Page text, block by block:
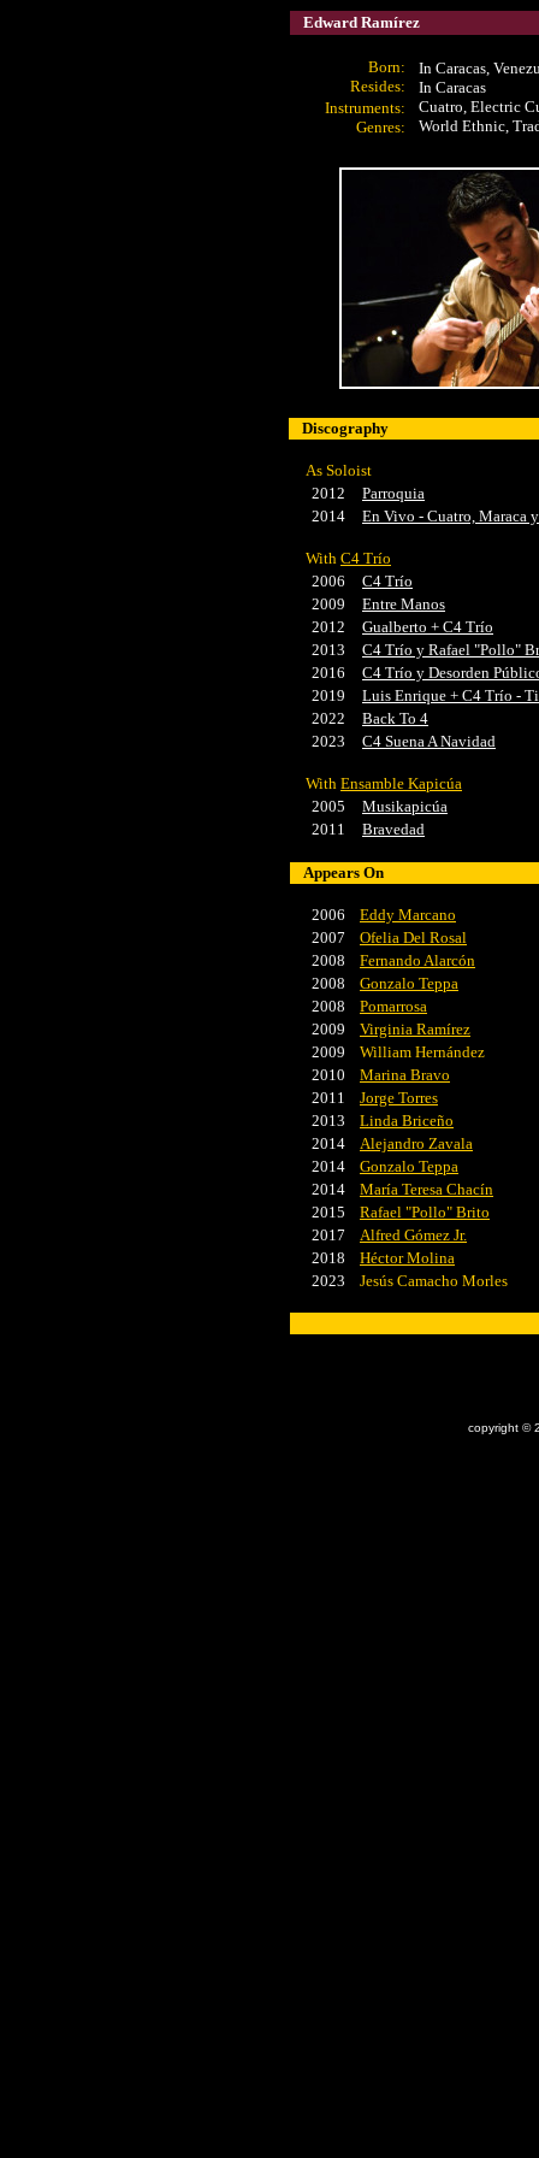
Edward Ramírez
Born:
Resides:
Instruments:
Genres:
In Caracas,
In Caracas
Cuatro, Electric
World Ethnic,
Discography
As Soloist
2012
Parroquia
2014
En Vivo - Cuatro, Maraca
With C4 Trío
2006
C4 Trío
2009
Entre Manos
2012
Gualberto + C4 Trío
2013
C4 Trío y Rafael "Pollo"
2016
C4 Trío y Desorden
2019
Luis Enrique + C4 Trío -
2022
Back To 4
2023
C4 Suena A Navidad
With Ensamble Kapicúa
2005
Musikapicúa
2011
Bravedad
Appears On
2006
Eddy Marcano
2007
Ofelia Del Rosal
2008
Fernando Alarcón
2008
Gonzalo Teppa
2008
Pomarrosa
2009
Virginia Ramírez
2009
William Hernández
2010
Marina Bravo
2011
Jorge Torres
2013
Linda Briceño
2014
Alejandro Zavala
2014
Gonzalo Teppa
2014
María Teresa Chacín
2015
Rafael "Pollo" Brito
2017
Alfred Gómez Jr.
2018
Héctor Molina
2023
Jesús Camacho Morles
copyright ©